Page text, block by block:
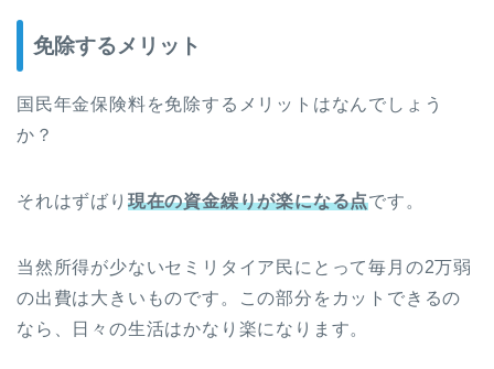
免除するメリット
国民年金保険料を免除するメリットはなんでしょう
か？
それはずばり 現在の資金繰りが楽になる点です。
当然所得が少ないセミリタイア民にとって毎月の2万弱
の出費は大きいものです。この部分をカットできるの
なら、日々の生活はかなり楽になります。